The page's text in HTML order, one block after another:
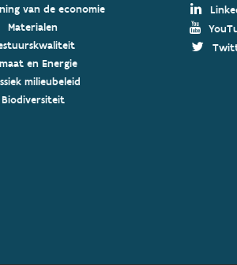
van de economie
Materialen
en Energie
milieubeleid
Biodiversiteit